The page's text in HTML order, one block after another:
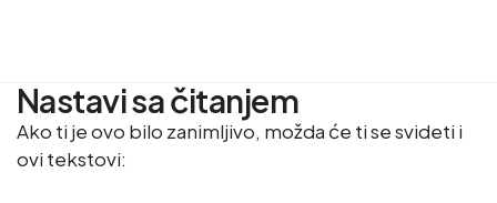
Nastavi sa čitanjem
Ako ti je ovo bilo zanimljivo, možda će ti se svideti i
ovi tekstovi: